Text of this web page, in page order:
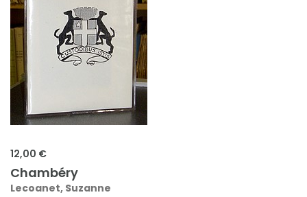
12,00 €
Chambéry
Lecoanet, Suzanne